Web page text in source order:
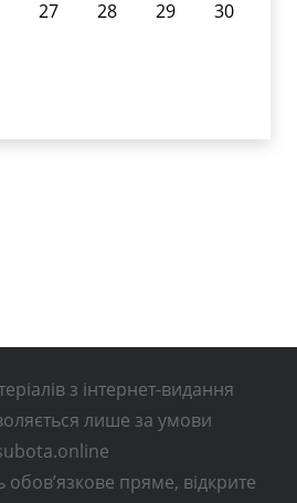
27 28 29
30
з інтернет-видання
лише за умови
обов’язкове пряме, відкрите